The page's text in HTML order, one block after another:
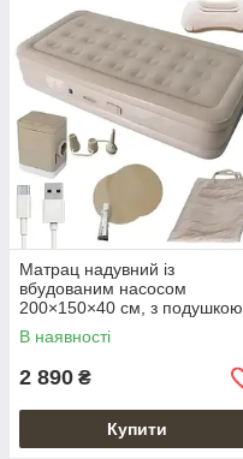
Матрац надувний із
вбудованим насосом
200×150×40 см, з подушкою,
чохол бежевий
В наявності
2 890 ₴
Купити